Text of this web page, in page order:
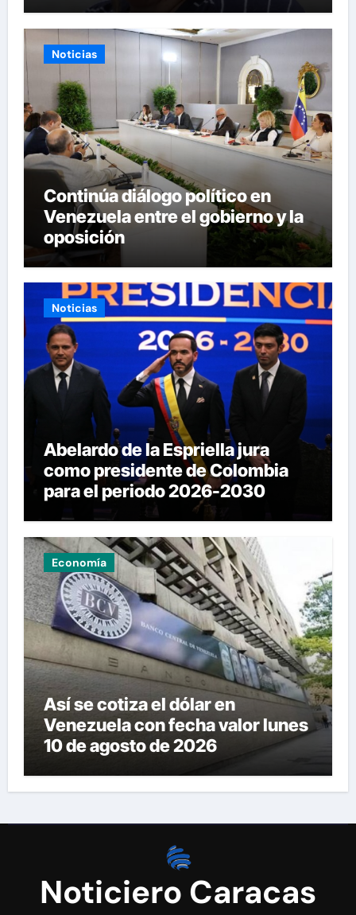
Noticias
Continúa diálogo político en
Venezuela entre el gobierno y la
oposición
Noticias
Abelardo de la Espriella jura
como presidente de Colombia
para el periodo 2026-2030
Economía
Así se cotiza el dólar en
Venezuela con fecha valor lunes
10 de agosto de 2026
Noticiero Caracas